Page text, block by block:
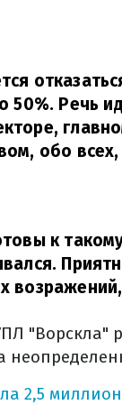
50%. Речь
обо
к
возражений,
"Ворскла"
2,5